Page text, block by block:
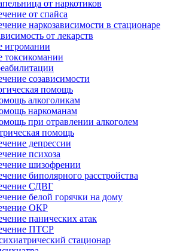
от наркотиков
от спайса
наркозависимости в стационаре
от лекарств
игромании
токсикомании
созависимости
помощь
алкоголикам
наркоманам
при отравлении алкоголем
помощь
депрессии
психоза
шизофрении
биполярного расстройства
СДВГ
белой горячки на дому
ОКР
панических атак
ПТСР
стационар